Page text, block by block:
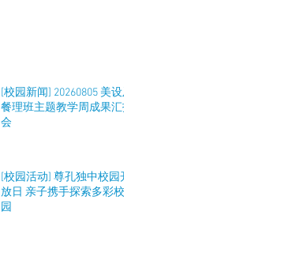
[校园新闻] 20260805 美设及
餐理班主题教学周成果汇报
会
[校园活动] 尊孔独中校园开
放日 亲子携手探索多彩校
园